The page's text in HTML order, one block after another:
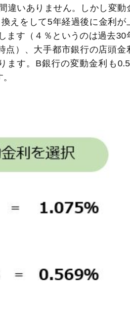
違いありません。しかし変動
えをして5年経過後に金利が
ます（４％というのは過去30
点）、大手都市銀行の店頭金
ます。B銀行の変動金利も